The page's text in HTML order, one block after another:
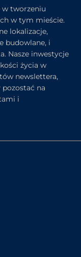
w tworzeniu
w tym mieście.
lokalizacje,
budowlane, i
Nasze inwestycje
życia w
newslettera,
na
i